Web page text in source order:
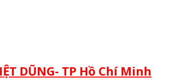
DŨNG- TP Hồ Chí Minh